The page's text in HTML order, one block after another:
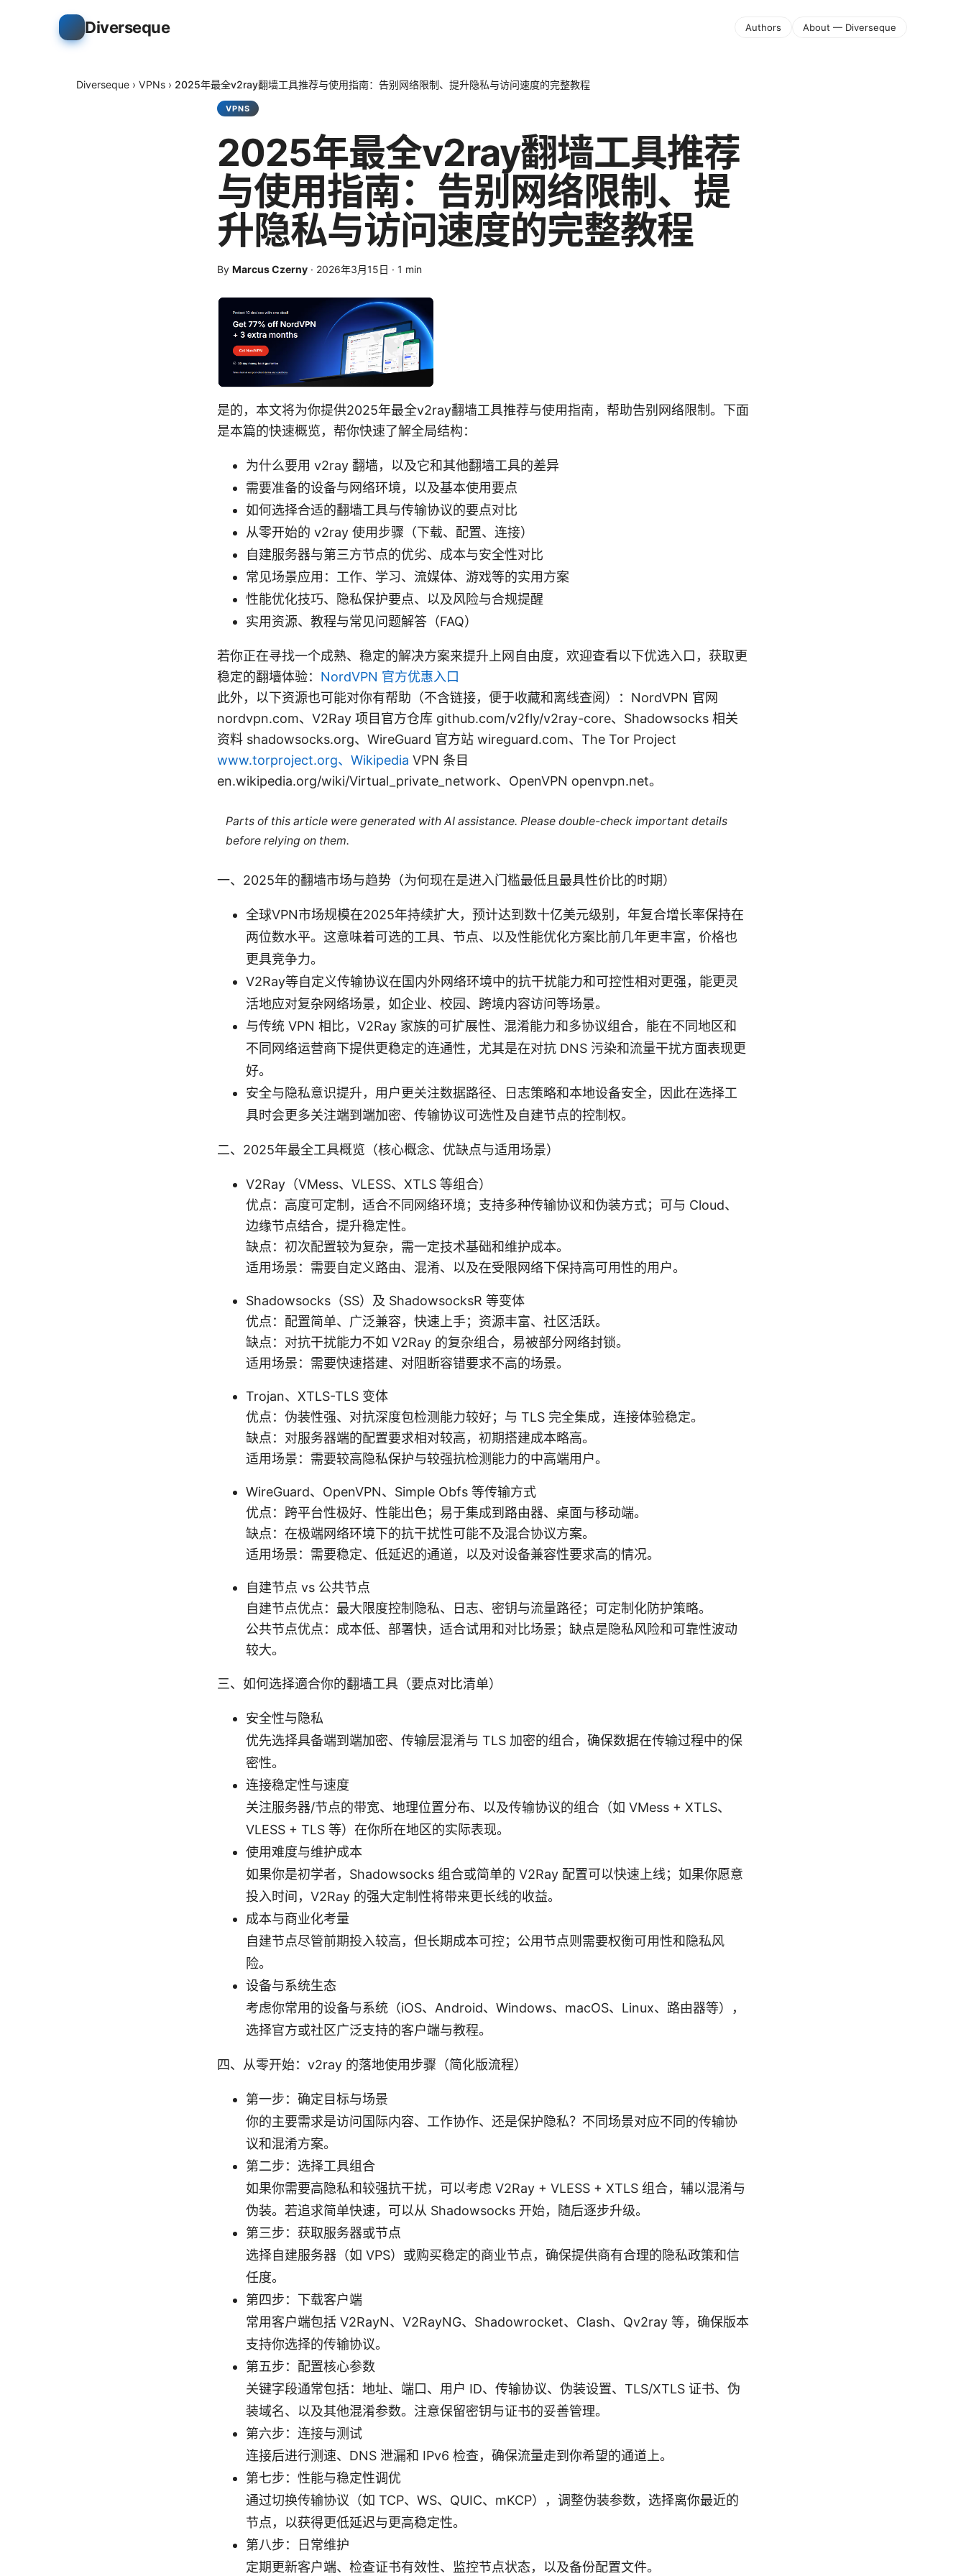
Diverseque Authors About — Diverseque
Diverseque › VPNs › 2025年最全v2ray翻墙工具推荐与使用指南：告别网络限制、提升隐私与访问速度的完整教程
VPNS
2025年最全v2ray翻墙工具推荐
与使用指南：告别网络限制、提
升隐私与访问速度的完整教程
By Marcus Czerny · 2026年3月15日 · 1 min
是的，本文将为你提供2025年最全v2ray翻墙工具推荐与使用指南，帮助告别网络限制。下面
是本篇的快速概览，帮你快速了解全局结构：
为什么要用 v2ray 翻墙，以及它和其他翻墙工具的差异
需要准备的设备与网络环境，以及基本使用要点
如何选择合适的翻墙工具与传输协议的要点对比
从零开始的 v2ray 使用步骤（下载、配置、连接）
自建服务器与第三方节点的优劣、成本与安全性对比
常见场景应用：工作、学习、流媒体、游戏等的实用方案
性能优化技巧、隐私保护要点、以及风险与合规提醒
实用资源、教程与常见问题解答（FAQ）
若你正在寻找一个成熟、稳定的解决方案来提升上网自由度，欢迎查看以下优选入口，获取更
稳定的翻墙体验： NordVPN 官方优惠入口
此外，以下资源也可能对你有帮助（不含链接，便于收藏和离线查阅）：NordVPN 官网
nordvpn.com、V2Ray 项目官方仓库 github.com/v2fly/v2ray-core、Shadowsocks 相关
资料 shadowsocks.org、WireGuard 官方站 wireguard.com、The Tor Project
www.torproject.org、Wikipedia VPN 条目
en.wikipedia.org/wiki/Virtual_private_network、OpenVPN openvpn.net。
Parts of this article were generated with AI assistance. Please double-check important details
before relying on them.
一、2025年的翻墙市场与趋势（为何现在是进入门槛最低且最具性价比的时期）
全球VPN市场规模在2025年持续扩大，预计达到数十亿美元级别，年复合增长率保持在
两位数水平。这意味着可选的工具、节点、以及性能优化方案比前几年更丰富，价格也
更具竞争力。
V2Ray等自定义传输协议在国内外网络环境中的抗干扰能力和可控性相对更强，能更灵
活地应对复杂网络场景，如企业、校园、跨境内容访问等场景。
与传统 VPN 相比，V2Ray 家族的可扩展性、混淆能力和多协议组合，能在不同地区和
不同网络运营商下提供更稳定的连通性，尤其是在对抗 DNS 污染和流量干扰方面表现更
好。
安全与隐私意识提升，用户更关注数据路径、日志策略和本地设备安全，因此在选择工
具时会更多关注端到端加密、传输协议可选性及自建节点的控制权。
二、2025年最全工具概览（核心概念、优缺点与适用场景）
V2Ray（VMess、VLESS、XTLS 等组合）
优点：高度可定制，适合不同网络环境；支持多种传输协议和伪装方式；可与 Cloud、
边缘节点结合，提升稳定性。
缺点：初次配置较为复杂，需一定技术基础和维护成本。
适用场景：需要自定义路由、混淆、以及在受限网络下保持高可用性的用户。
Shadowsocks（SS）及 ShadowsocksR 等变体
优点：配置简单、广泛兼容，快速上手；资源丰富、社区活跃。
缺点：对抗干扰能力不如 V2Ray 的复杂组合，易被部分网络封锁。
适用场景：需要快速搭建、对阻断容错要求不高的场景。
Trojan、XTLS-TLS 变体
优点：伪装性强、对抗深度包检测能力较好；与 TLS 完全集成，连接体验稳定。
缺点：对服务器端的配置要求相对较高，初期搭建成本略高。
适用场景：需要较高隐私保护与较强抗检测能力的中高端用户。
WireGuard、OpenVPN、Simple Obfs 等传输方式
优点：跨平台性极好、性能出色；易于集成到路由器、桌面与移动端。
缺点：在极端网络环境下的抗干扰性可能不及混合协议方案。
适用场景：需要稳定、低延迟的通道，以及对设备兼容性要求高的情况。
自建节点 vs 公共节点
自建节点优点：最大限度控制隐私、日志、密钥与流量路径；可定制化防护策略。
公共节点优点：成本低、部署快，适合试用和对比场景；缺点是隐私风险和可靠性波动
较大。
三、如何选择適合你的翻墙工具（要点对比清单）
安全性与隐私
优先选择具备端到端加密、传输层混淆与 TLS 加密的组合，确保数据在传输过程中的保
密性。
连接稳定性与速度
关注服务器/节点的带宽、地理位置分布、以及传输协议的组合（如 VMess + XTLS、
VLESS + TLS 等）在你所在地区的实际表现。
使用难度与维护成本
如果你是初学者，Shadowsocks 组合或简单的 V2Ray 配置可以快速上线；如果你愿意
投入时间，V2Ray 的强大定制性将带来更长线的收益。
成本与商业化考量
自建节点尽管前期投入较高，但长期成本可控；公用节点则需要权衡可用性和隐私风
险。
设备与系统生态
考虑你常用的设备与系统（iOS、Android、Windows、macOS、Linux、路由器等），
选择官方或社区广泛支持的客户端与教程。
四、从零开始：v2ray 的落地使用步骤（简化版流程）
第一步：确定目标与场景
你的主要需求是访问国际内容、工作协作、还是保护隐私？不同场景对应不同的传输协
议和混淆方案。
第二步：选择工具组合
如果你需要高隐私和较强抗干扰，可以考虑 V2Ray + VLESS + XTLS 组合，辅以混淆与
伪装。若追求简单快速，可以从 Shadowsocks 开始，随后逐步升级。
第三步：获取服务器或节点
选择自建服务器（如 VPS）或购买稳定的商业节点，确保提供商有合理的隐私政策和信
任度。
第四步：下载客户端
常用客户端包括 V2RayN、V2RayNG、Shadowrocket、Clash、Qv2ray 等，确保版本
支持你选择的传输协议。
第五步：配置核心参数
关键字段通常包括：地址、端口、用户 ID、传输协议、伪装设置、TLS/XTLS 证书、伪
装域名、以及其他混淆参数。注意保留密钥与证书的妥善管理。
第六步：连接与测试
连接后进行测速、DNS 泄漏和 IPv6 检查，确保流量走到你希望的通道上。
第七步：性能与稳定性调优
通过切换传输协议（如 TCP、WS、QUIC、mKCP），调整伪装参数，选择离你最近的
节点，以获得更低延迟与更高稳定性。
第八步：日常维护
定期更新客户端、检查证书有效性、监控节点状态，以及备份配置文件。